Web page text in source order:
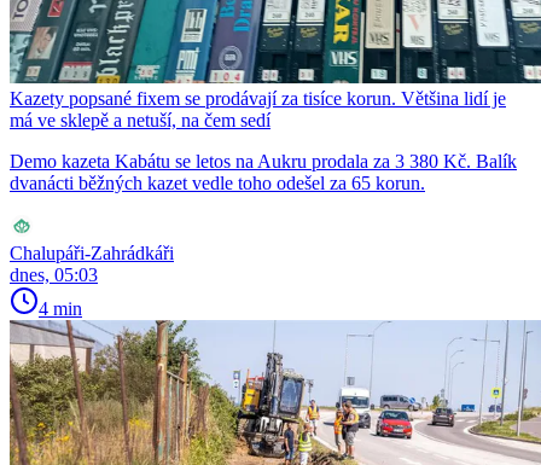
Kazety popsané fixem se prodávají za tisíce korun. Většina lidí je
má ve sklepě a netuší, na čem sedí
Demo kazeta Kabátu se letos na Aukru prodala za 3 380 Kč. Balík
dvanácti běžných kazet vedle toho odešel za 65 korun.
Chalupáři-Zahrádkáři
dnes, 05:03
4 min